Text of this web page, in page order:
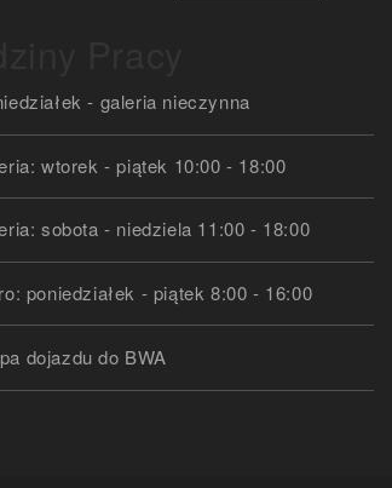
- galeria nieczynna
wtorek - piątek 10:00 - 18:00
sobota - niedziela 11:00 - 18:00
poniedziałek - piątek 8:00 - 16:00
dojazdu do BWA